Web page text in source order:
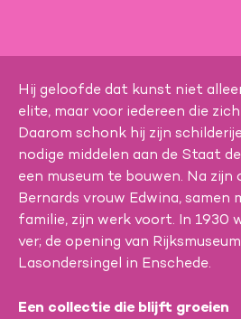
Hij geloofde dat kunst niet
elite, maar voor iedereen die
Daarom schonk hij zijn
nodige middelen aan de Staat
een museum te bouwen. Na zijn
Bernards vrouw Edwina, samen
familie, zijn werk voort. In 1930
ver; de opening van
Lasondersingel in Enschede.
Een collectie die blijft groeien